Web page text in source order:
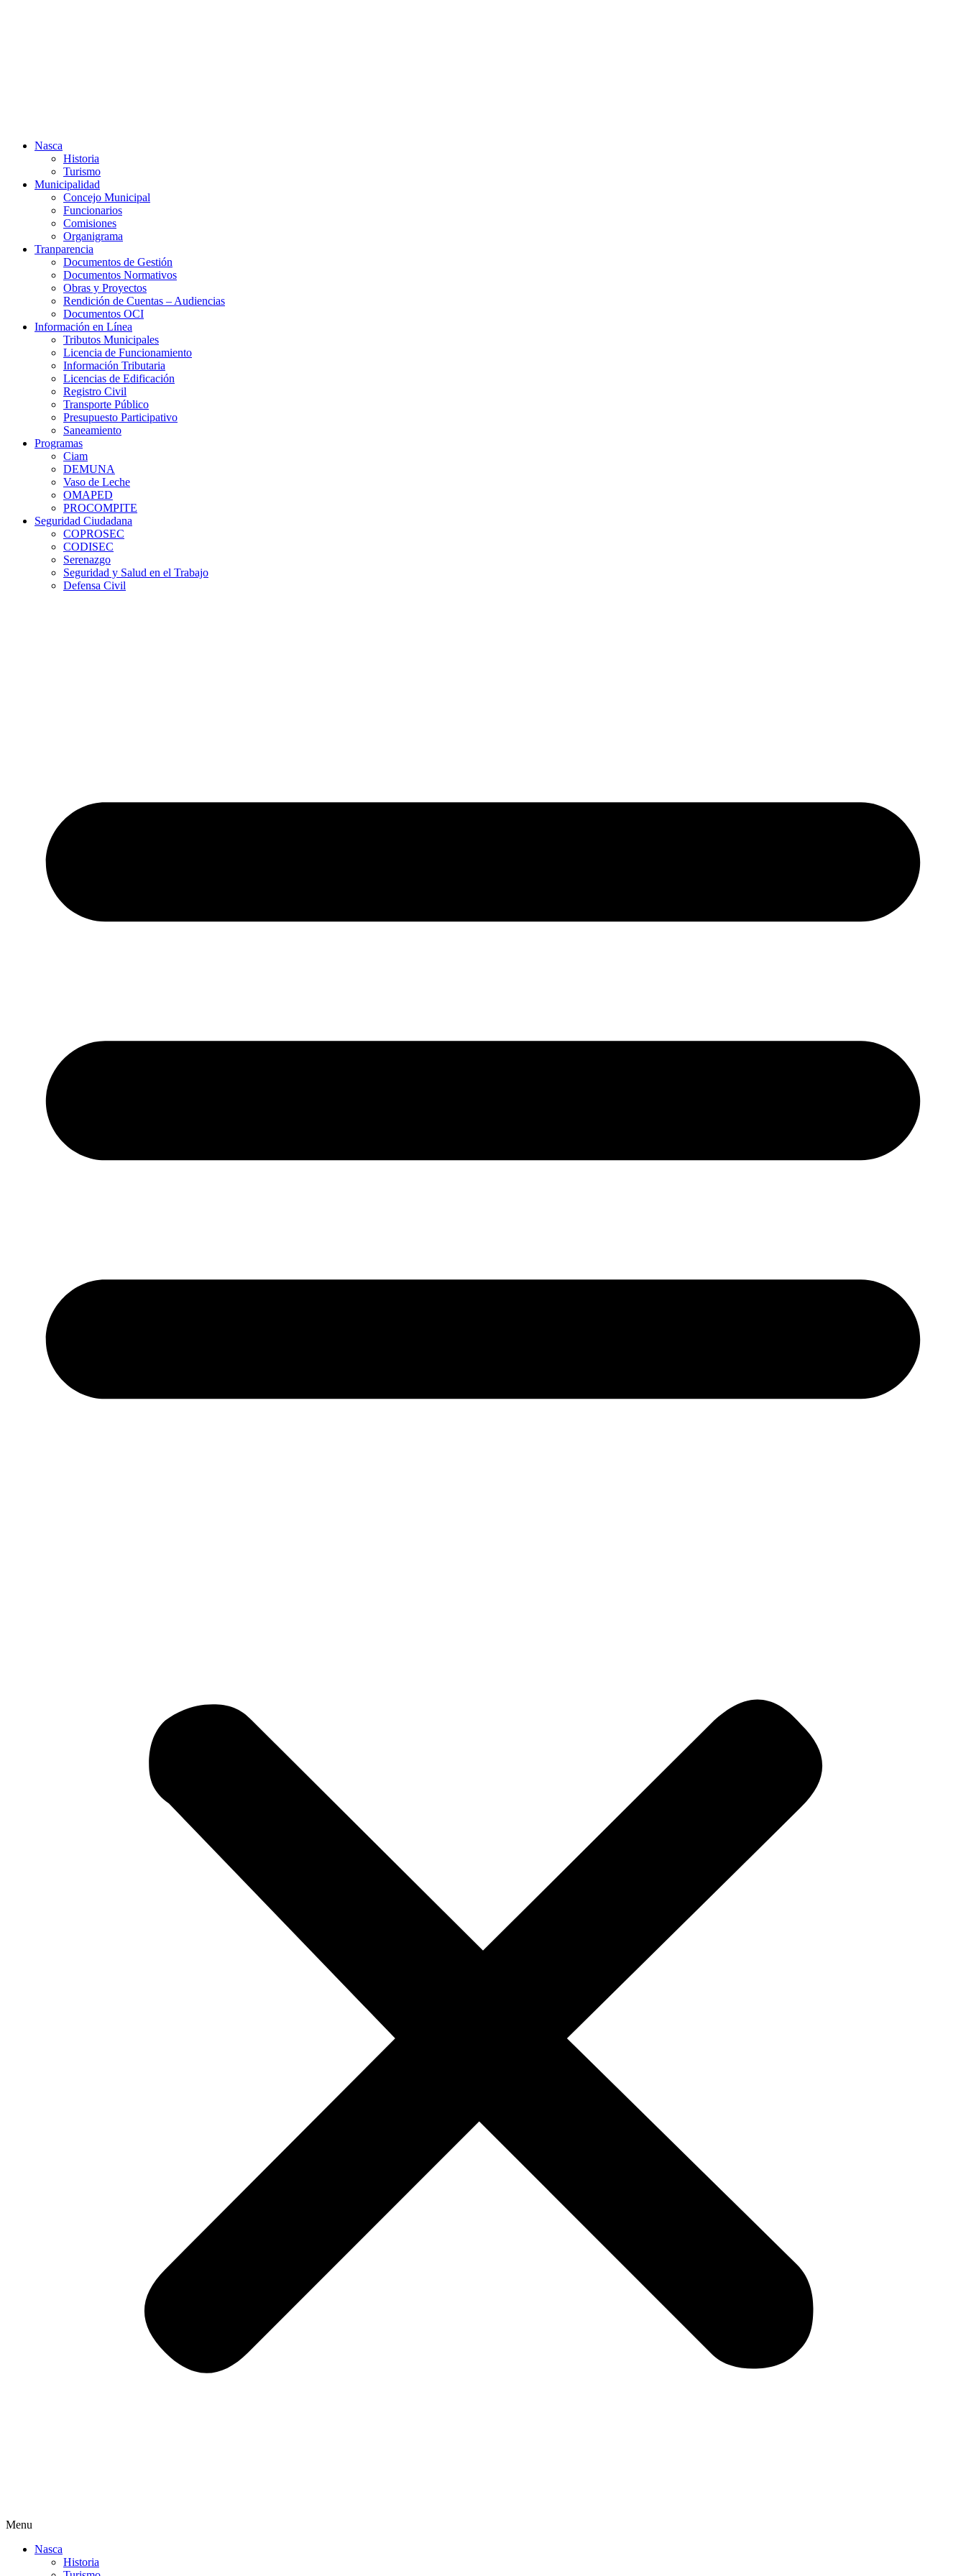
Nasca
Historia
Turismo
Municipalidad
Concejo Municipal
Funcionarios
Comisiones
Organigrama
Tranparencia
Documentos de Gestión
Documentos Normativos
Obras y Proyectos
Rendición de Cuentas – Audiencias
Documentos OCI
Información en Línea
Tributos Municipales
Licencia de Funcionamiento
Información Tributaria
Licencias de Edificación
Registro Civil
Transporte Público
Presupuesto Participativo
Saneamiento
Programas
Ciam
DEMUNA
Vaso de Leche
OMAPED
PROCOMPITE
Seguridad Ciudadana
COPROSEC
CODISEC
Serenazgo
Seguridad y Salud en el Trabajo
Defensa Civil
Menu
Nasca
Historia